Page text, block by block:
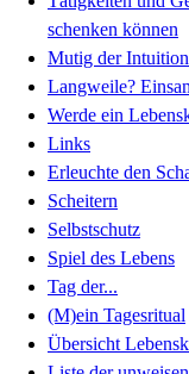
schenken können
Mutig der
Langweile?
Werde ein
Links
Erleuchte den
Scheitern
Selbstschutz
Spiel des Lebens
Tag der...
(M)ein Tagesritual
Übersicht